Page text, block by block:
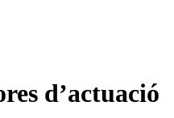
d’actuació